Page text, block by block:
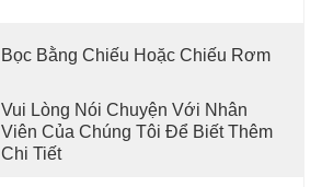
Bọc Bằng Chiếu Hoặc Chiếu Rơm
Vui Lòng Nói Chuyện Với Nhân
Viên Của Chúng Tôi Để Biết Thêm
Chi Tiết